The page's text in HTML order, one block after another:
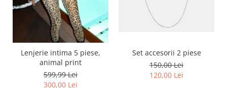
Lenjerie intima 5 piese,
animal print
599,99 Lei
300,00 Lei
Set accesorii 2 piese
150,00 Lei
120,00 Lei